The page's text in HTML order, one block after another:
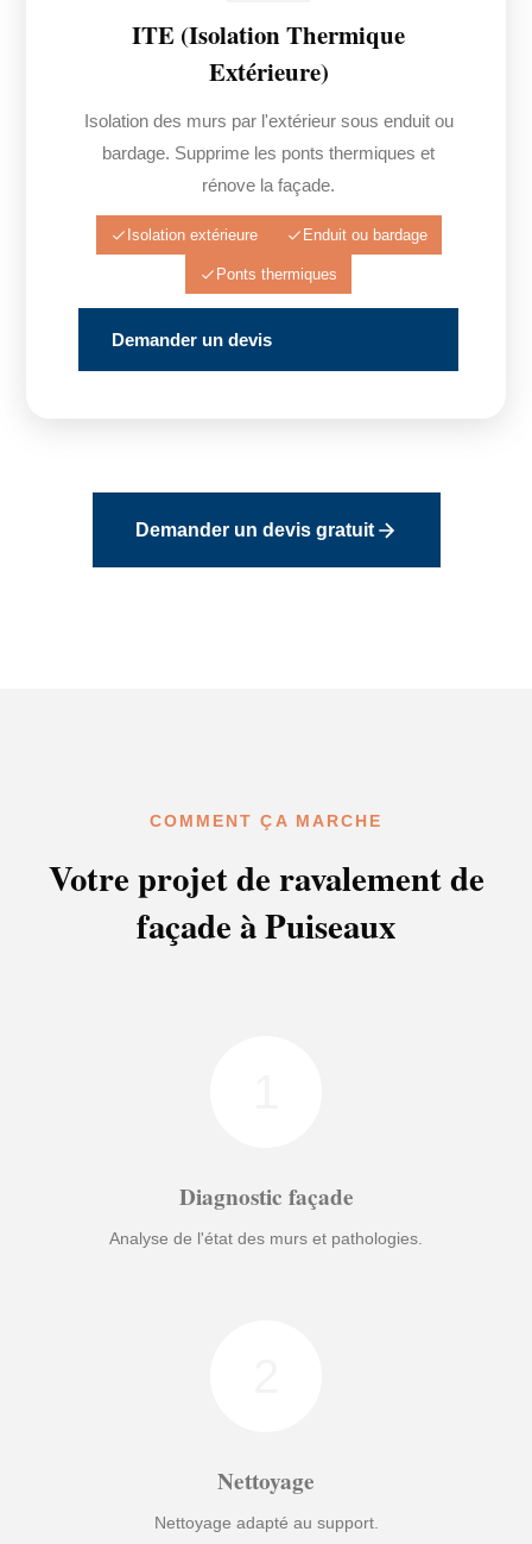
ITE (Isolation Thermique
Extérieure)
Isolation des murs par l'extérieur sous enduit ou
bardage. Supprime les ponts thermiques et
rénove la façade.
Isolation extérieure Enduit ou bardage
Ponts thermiques
Demander un devis
Demander un devis gratuit
COMMENT ÇA MARCHE
Votre projet de ravalement de
façade à Puiseaux
Diagnostic façade
Analyse de l'état des murs et pathologies.
Nettoyage
Nettoyage adapté au support.